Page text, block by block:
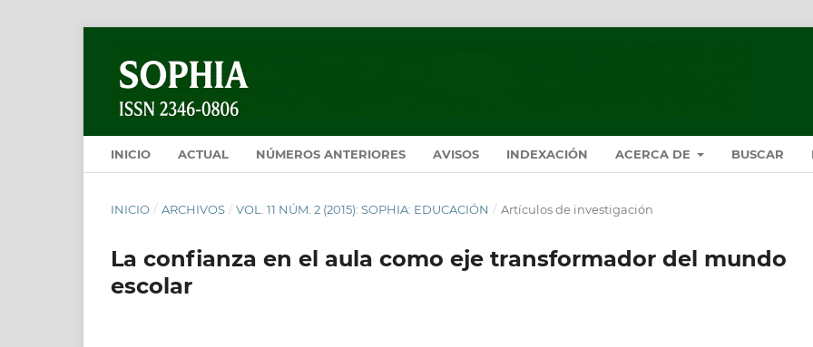
INICIO ACTUAL NÚMEROS ANTERIORES AVISOS INDEXACIÓN ACERCA DE BUSCAR
INICIO / ARCHIVOS / VOL. 11 NÚM. 2 (2015): SOPHIA: EDUCACIÓN / Artículos de investigación
La confianza en el aula como eje transformador del mundo
escolar